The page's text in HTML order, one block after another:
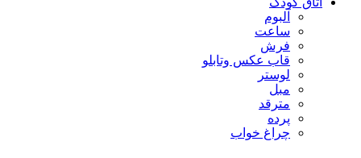
آلبوم
ساعت
فرش
قاب عکس وتابلو
لوستر
مبل
مترقد
پرده
چراغ خواب